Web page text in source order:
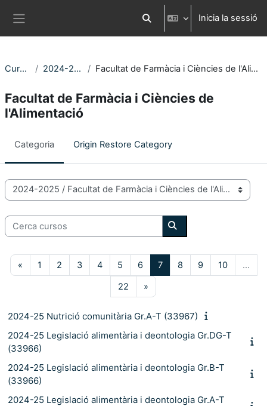
Commuta l'entrada de la cerca
Inicia la sessió
Cursos 2024-2025 Facultat de Farmàcia i Ciències de l'Alimentació
Facultat de Farmàcia i Ciències de
l'Alimentació
Categoria Origin Restore Category
Categories de Cursos
Cerca cursos
Cerca cursos
«Pàgina anterior
1 Pàgina 1
2Pàgina 2
3Pàgina 3
4Pàgina 4
5Pàgina 5
6Pàgina 6
7Pàgina 7
8Pàgina 8
9Pàgina 9
10Pàgina 10
…
22 Pàgina 22
»
2024-25 Nutrició comunitària Gr.A-T (33967)
2024-25 Legislació alimentària i deontologia Gr.DG-T
(33966)
2024-25 Legislació alimentària i deontologia Gr.B-T
(33966)
2024-25 Legislació alimentària i deontologia Gr.A-T